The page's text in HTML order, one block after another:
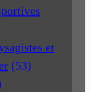
et
(53)